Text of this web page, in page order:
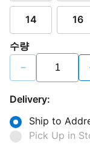
14 16
수량
−
Delivery:
Ship to
Pick Up in